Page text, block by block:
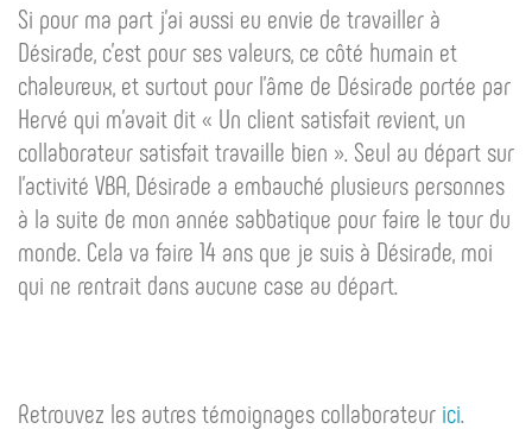
Si pour ma part j’ai aussi eu envie de travailler à
Désirade, c’est pour ses valeurs, ce côté humain et
chaleureux, et surtout pour l’âme de Désirade portée par
Hervé qui m’avait dit « Un client satisfait revient, un
collaborateur satisfait travaille bien ». Seul au départ sur
l’activité VBA, Désirade a embauché plusieurs personnes
à la suite de mon année sabbatique pour faire le tour du
monde. Cela va faire 14 ans que je suis à Désirade, moi
qui ne rentrait dans aucune case au départ.
Retrouvez les autres témoignages collaborateur ici